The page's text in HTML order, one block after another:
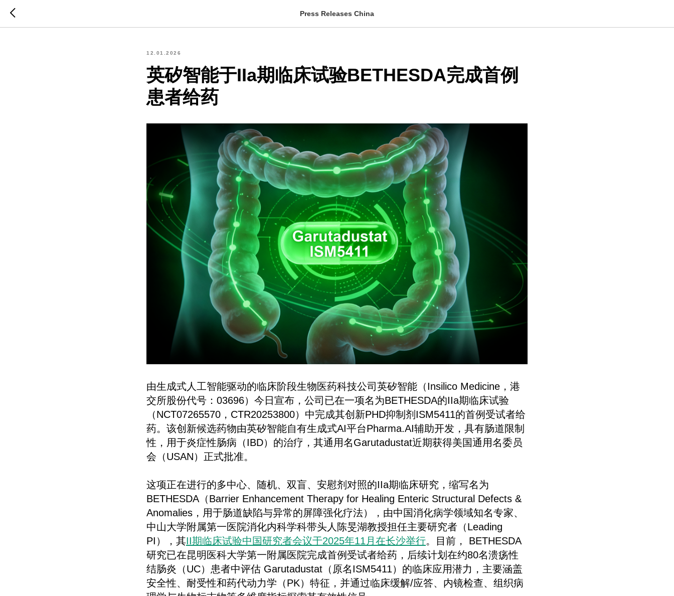
Press Releases China
12.01.2026
英矽智能于IIa期临床试验BETHESDA完成首例
患者给药
由生成式人工智能驱动的临床阶段生物医药科技公司英矽智能（Insilico Medicine，港
交所股份代号：03696）今日宣布，公司已在一项名为BETHESDA的IIa期临床试验
（NCT07265570，CTR20253800）中完成其创新PHD抑制剂ISM5411的首例受试者给
药。该创新候选药物由英矽智能自有生成式AI平台Pharma.AI辅助开发，具有肠道限制
性，用于炎症性肠病（IBD）的治疗，其通用名Garutadustat近期获得美国通用名委员
会（USAN）正式批准。
这项正在进行的多中心、随机、双盲、安慰剂对照的IIa期临床研究，缩写名为
BETHESDA（Barrier Enhancement Therapy for Healing Enteric Structural Defects &
Anomalies，用于肠道缺陷与异常的屏障强化疗法），由中国消化病学领域知名专家、
中山大学附属第一医院消化内科学科带头人陈旻湖教授担任主要研究者（Leading
PI），其II期临床试验中国研究者会议于2025年11月在长沙举行。目前， BETHESDA
研究已在昆明医科大学第一附属医院完成首例受试者给药，后续计划在约80名溃疡性
结肠炎（UC）患者中评估 Garutadustat（原名ISM5411）的临床应用潜力，主要涵盖
安全性、耐受性和药代动力学（PK）特征，并通过临床缓解/应答、内镜检查、组织病